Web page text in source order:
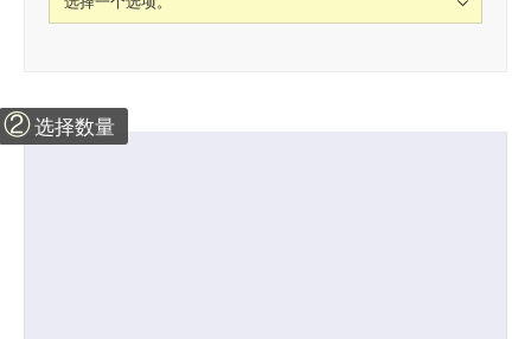
②选择数量